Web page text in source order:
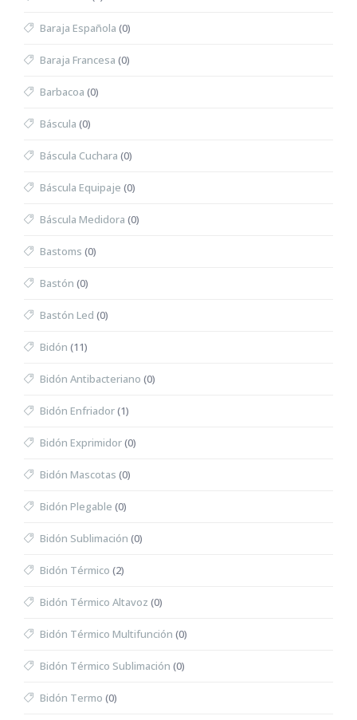
Baraja Española (0)
Baraja Francesa (0)
Barbacoa (0)
Báscula (0)
Báscula Cuchara (0)
Báscula Equipaje (0)
Báscula Medidora (0)
Bastoms (0)
Bastón (0)
Bastón Led (0)
Bidón (11)
Bidón Antibacteriano (0)
Bidón Enfriador(1)
Bidón Exprimidor(0)
Bidón Mascotas (0)
Bidón Plegable (0)
Bidón Sublimación (0)
Bidón Térmico (2)
Bidón Térmico Altavoz (0)
Bidón Térmico Multifunción (0)
Bidón Térmico Sublimación (0)
Bidón Termo (0)